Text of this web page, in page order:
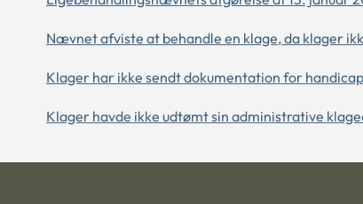
Nævnet afviste at behandle en klage, da klager
Klager har ikke sendt dokumentation for
Klager havde ikke udtømt sin administrative